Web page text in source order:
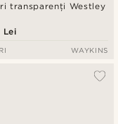
transparenți Westley
Lei
WAYKINS